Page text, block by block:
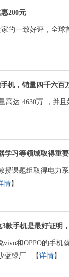
200元
的一致好评，全
机，销量四千六百
高达 4630万 ，并
学习等领域取得重
授课题组取得电力
情】
款手机是最好证明
和OPPO的手
蓝绿厂...【详情】